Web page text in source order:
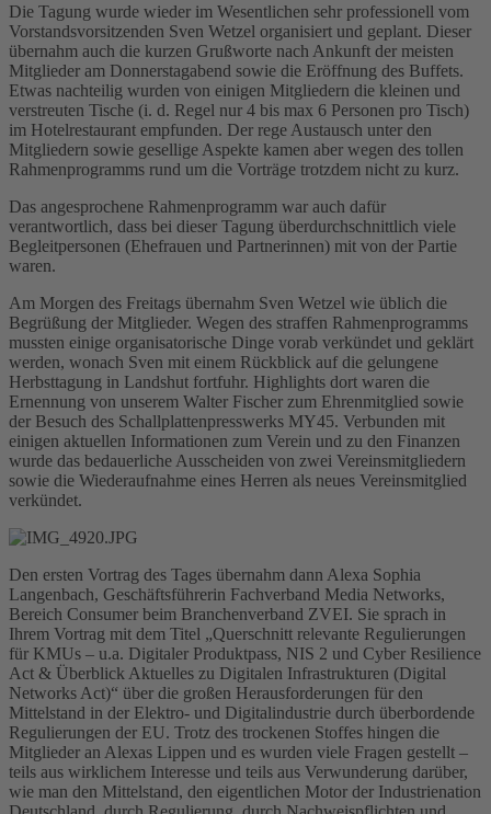
Die Tagung wurde wieder im Wesentlichen sehr professionell vom
Vorstandsvorsitzenden Sven Wetzel organisiert und geplant. Dieser
übernahm auch die kurzen Grußworte nach Ankunft der meisten
Mitglieder am Donnerstagabend sowie die Eröffnung des Buffets.
Etwas nachteilig wurden von einigen Mitgliedern die kleinen und
verstreuten Tische (i. d. Regel nur 4 bis max 6 Personen pro Tisch)
im Hotelrestaurant empfunden. Der rege Austausch unter den
Mitgliedern sowie gesellige Aspekte kamen aber wegen des tollen
Rahmenprogramms rund um die Vorträge trotzdem nicht zu kurz.
Das angesprochene Rahmenprogramm war auch dafür
verantwortlich, dass bei dieser Tagung überdurchschnittlich viele
Begleitpersonen (Ehefrauen und Partnerinnen) mit von der Partie
waren.
Am Morgen des Freitags übernahm Sven Wetzel wie üblich die
Begrüßung der Mitglieder. Wegen des straffen Rahmenprogramms
mussten einige organisatorische Dinge vorab verkündet und geklärt
werden, wonach Sven mit einem Rückblick auf die gelungene
Herbsttagung in Landshut fortfuhr. Highlights dort waren die
Ernennung von unserem Walter Fischer zum Ehrenmitglied sowie
der Besuch des Schallplattenpresswerks MY45. Verbunden mit
einigen aktuellen Informationen zum Verein und zu den Finanzen
wurde das bedauerliche Ausscheiden von zwei Vereinsmitgliedern
sowie die Wiederaufnahme eines Herren als neues Vereinsmitglied
verkündet.
Den ersten Vortrag des Tages übernahm dann Alexa Sophia
Langenbach, Geschäftsführerin Fachverband Media Networks,
Bereich Consumer beim Branchenverband ZVEI. Sie sprach in
Ihrem Vortrag mit dem Titel „Querschnitt relevante Regulierungen
für KMUs – u.a. Digitaler Produktpass, NIS 2 und Cyber Resilience
Act & Überblick Aktuelles zu Digitalen Infrastrukturen (Digital
Networks Act)“ über die großen Herausforderungen für den
Mittelstand in der Elektro- und Digitalindustrie durch überbordende
Regulierungen der EU. Trotz des trockenen Stoffes hingen die
Mitglieder an Alexas Lippen und es wurden viele Fragen gestellt –
teils aus wirklichem Interesse und teils aus Verwunderung darüber,
wie man den Mittelstand, den eigentlichen Motor der Industrienation